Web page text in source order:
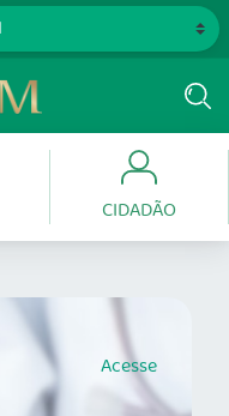
CIDADÃO
Acesse